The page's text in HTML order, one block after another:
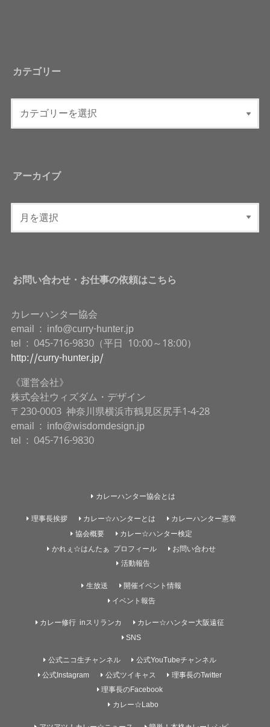
カテゴリー
アーカイブ
お問い合わせ・お仕事の依頼はこちら
カレーハンター協会
email : info@curry-hunter.jp
tel : 045-716-9830（平日 10:00～18:00）
http://curry-hunter.jp/
《運営会社》
株式会社ウィズダム・デザイン
〒230-0003 神奈川県横浜市鶴見区尻手1-4-28
email : info@wisdomdesign.jp
tel : 045-716-9830
カレーハンター協会とは
理事長挨拶 カレー☆ハンターとは
カレーハンター憲章
協会概要
カレー☆ハンター検定
かれぇ☆はんたぁ プロフィール
お問い合わせ
活動報告
生放送
開催イベント情報
イベント報告
カレー修行 inスリランカ
カレー☆ハンター大阪遠征
SNS
公式ニコ生チャンネル
公式YouTubeチャンネル
公式Instagram
公式ツイキャス
理事長のTwitter
理事長のFacebook
カレー☆Labo